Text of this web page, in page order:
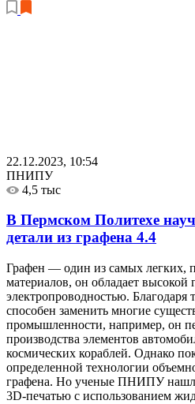
22.12.2023, 10:54
ПНИПУ
4,5 тыс
В Пермском Политехе
детали из графена 4.4
Графен — один из самых легких,
материалов, он обладает высокой
электропроводностью. Благодаря
способен заменить многие
промышленности, например, он
производства элементов
космических кораблей. Однако
определенной технологии
графена. Но ученые ПНИПУ нашли
3D-печатью с использованием